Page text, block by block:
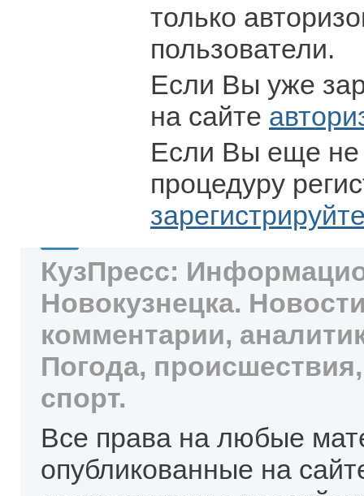
только
пользователи.
Если Вы уже
на сайте
Если Вы еще не
процедуру
КузПресс:
Новокузнецка.
комментарии,
Погода,
спорт.
Все права на любые
опубликованные на